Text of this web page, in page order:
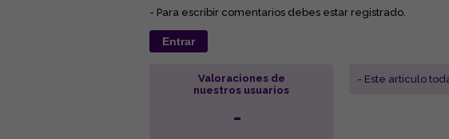
- Para escribir comentarios debes estar registrado.
Entrar
Valoraciones de
nuestros usuarios
-
- Este articulo